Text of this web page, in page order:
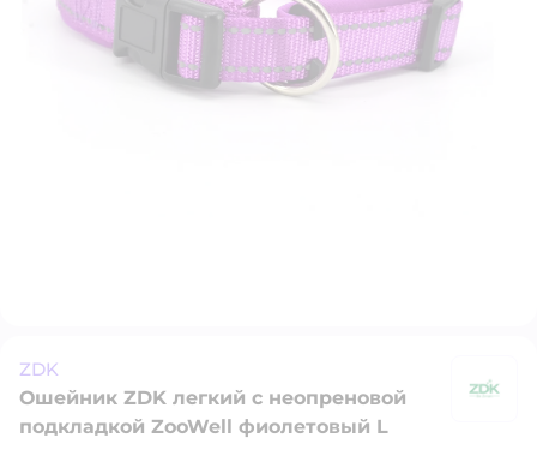
ZDK
Ошейник ZDK легкий с неопреновой
подкладкой ZooWell фиолетовый L